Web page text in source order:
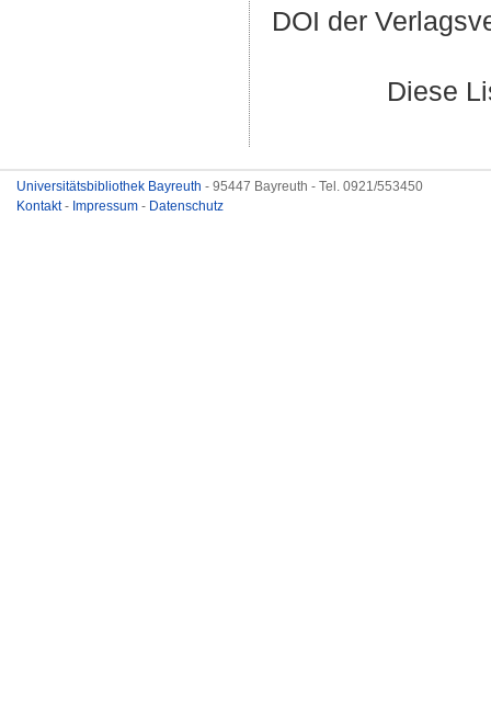
DOI der
Diese
Universitätsbibliothek Bayreuth - 95447 Bayreuth - Tel. 0921/553450
Kontakt- Impressum - Datenschutz